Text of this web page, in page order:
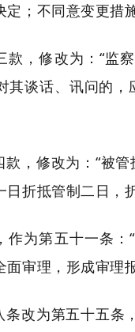
定；不同意变更措
款，修改为：“监
其谈话、讯问的
款，修改为：“被
折抵管制二日，
作为第五十一条
审理，形成审理
条改为第五十五条